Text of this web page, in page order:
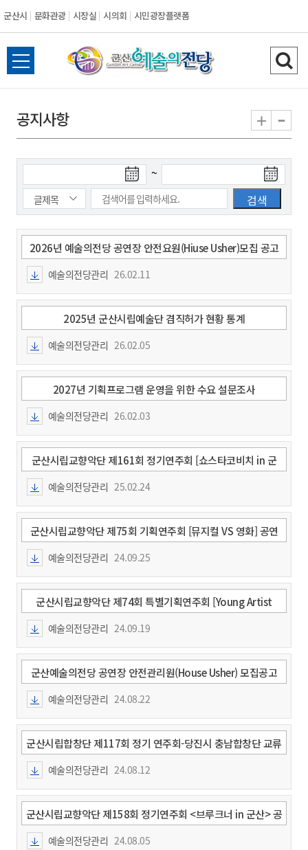
군산시 문화관광 시장실 시의회 시민광장플랫폼
군
산
전
체
뉴
열
검
색
기
공지사항 + -
색
시
일
~
색
종
일
2026년 예술의전당 공연장 안전요원(Hiuse Usher)모집 공고
예술의전당관리
과
26.02.11
2025년 군산시립예술단 겸직허가 현황 통계
예술의전당관리
과
26.02.05
2027년 기획프로그램 운영을 위한 수요 설문조사
예술의전당관리
과
26.02.03
군산시립교향악단 제161회 정기연주회 [쇼스타코비치 in 군
산] 공연안내
예술의전당관리
과
25.02.24
군산시립교향악단 제75회 기획연주회 [뮤지컬 VS 영화] 공연
안내
예술의전당관리
과
24.09.25
군산시립교향악단 제74회 특별기획연주회 [Young Artist
Concert] 안내
예술의전당관리
과
24.09.19
군산예술의전당 공연장 안전관리원(House Usher) 모집공고
예술의전당관리
과
24.08.22
군산시립합창단 제117회 정기 연주회-당진시 충남합창단 교류
연주회
예술의전당관리
과
24.08.12
군산시립교향악단 제158회 정기연주회 <브루크너 in 군산> 공
연안내
예술의전당관리 24.08.05